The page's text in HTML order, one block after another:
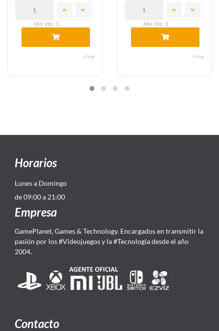
Horarios
Lunes a Domingo
de 09:00 a 21:00
Empresa
GamePlanet, Games & Technology. Encargados en transmitir la
pasión por los #Videojuegos y la #Tecnología desde el año
2004.
Contacto